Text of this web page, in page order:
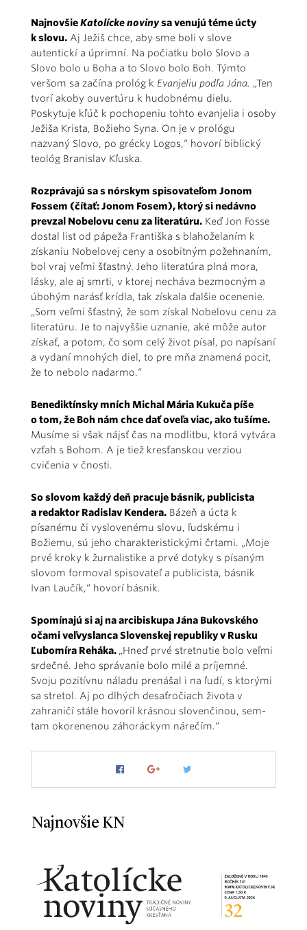
NajnovšieKatolícke novinysa venujú téme úcty
k slovu. Aj Ježiš chce, aby sme boli v slove
autentickí a úprimní. Na počiatku bolo Slovo a
Slovo bolo u Boha a to Slovo bolo Boh. Týmto
veršom sa začína prológ k Evanjeliu podľa Jána. „Ten
tvorí akoby ouvertúru k hudobnému dielu.
Poskytuje kľúč k pochopeniu tohto evanjelia i osoby
Ježiša Krista, Božieho Syna. On je v prológu
nazvaný Slovo, po grécky Logos,“ hovorí biblický
teológ Branislav Kľuska.
Rozprávajú sa s nórskym spisovateľom Jonom
Fossem (čítať: Jonom Fosem), ktorý si nedávno
prevzal Nobelovu cenu za literatúru. Keď Jon Fosse
dostal list od pápeža Františka s blahoželaním k
získaniu Nobelovej ceny a osobitným požehnaním,
bol vraj veľmi šťastný. Jeho literatúra plná mora,
lásky, ale aj smrti, v ktorej necháva bezmocným a
úbohým narásť krídla, tak získala ďalšie ocenenie.
„Som veľmi šťastný, že som získal Nobelovu cenu za
literatúru. Je to najvyššie uznanie, aké môže autor
získať, a potom, čo som celý život písal, po napísaní
a vydaní mnohých diel, to pre mňa znamená pocit,
že to nebolo nadarmo.“
Benediktínsky mních Michal Mária Kukuča píše
o tom, že Boh nám chce dať oveľa viac, ako tušíme.
Musíme si však nájsť čas na modlitbu, ktorá vytvára
vzťah s Bohom. A je tiež kresťanskou verziou
cvičenia v čnosti.
So slovom každý deň pracuje básnik, publicista
a redaktor Radislav Kendera. Bázeň a úcta k
písanému či vyslovenému slovu, ľudskému i
Božiemu, sú jeho charakteristickými črtami. „Moje
prvé kroky k žurnalistike a prvé dotyky s písaným
slovom formoval spisovateľ a publicista, básnik
Ivan Laučík,“ hovorí básnik.
Spomínajú si aj na arcibiskupa Jána Bukovského
očami veľvyslanca Slovenskej republiky v Rusku
Ľubomíra Reháka. „Hneď prvé stretnutie bolo veľmi
srdečné. Jeho správanie bolo milé a príjemné.
Svoju pozitívnu náladu prenášal i na ľudí, s ktorými
sa stretol. Aj po dlhých desaťročiach života v
zahraničí stále hovoril krásnou slovenčinou, sem-
tam okorenenou záhoráckym nárečím.“
Najnovšie KN